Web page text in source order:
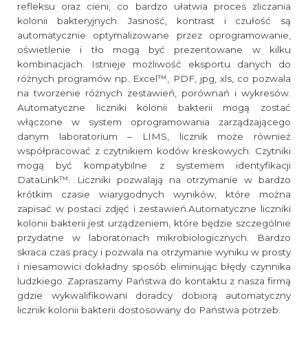
refleksu oraz cieni, co bardzo ułatwia proces zliczania
kolonii bakteryjnych. Jasność, kontrast i czułość są
automatycznie optymalizowane przez oprogramowanie,
oświetlenie i tło mogą być prezentowane w kilku
kombinacjach. Istnieje możliwość eksportu danych do
różnych programów np. Excel™, PDF, jpg, xls, co pozwala
na tworzenie różnych zestawień, porównań i wykresów.
Automatyczne liczniki kolonii bakterii mogą zostać
włączone w system oprogramowania zarządzającego
danym laboratorium – LIMS, licznik może również
współpracować z czytnikiem kodów kreskowych. Czytniki
mogą być kompatybilne z systemem identyfikacji
DataLink™. Liczniki pozwalają na otrzymanie w bardzo
krótkim czasie wiarygodnych wyników, które można
zapisać w postaci zdjęć i zestawień.Automatyczne liczniki
kolonii bakterii jest urządzeniem, które będzie szczególnie
przydatne w laboratoriach mikrobiologicznych. Bardzo
skraca czas pracy i pozwala na otrzymanie wyniku w prosty
i niesamowici dokładny sposób eliminując błędy czynnika
ludzkiego. Zapraszamy Państwa do kontaktu z nasza firmą
gdzie wykwalifikowani doradcy dobiorą automatyczny
licznik kolonii bakterii dostosowany do Państwa potrzeb.